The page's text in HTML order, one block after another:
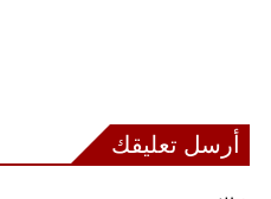
أرسل تعليقك